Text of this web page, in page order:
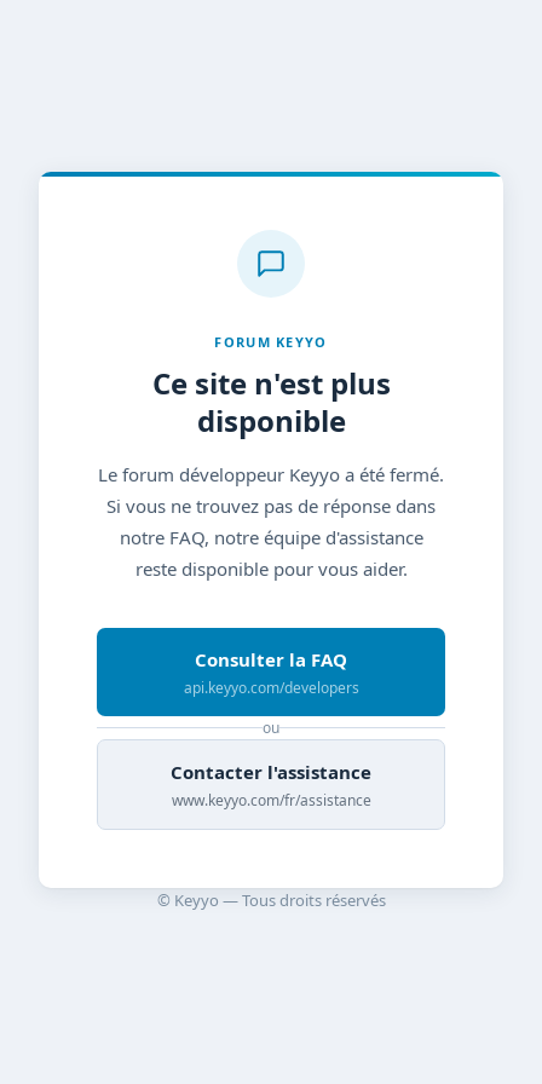
FORUM KEYYO
Ce site n'est plus
disponible
Le forum développeur Keyyo a été fermé.
Si vous ne trouvez pas de réponse dans
notre FAQ, notre équipe d'assistance
reste disponible pour vous aider.
Consulter la FAQ
api.keyyo.com/developers
ou
Contacter l'assistance
www.keyyo.com/fr/assistance
© Keyyo — Tous droits réservés